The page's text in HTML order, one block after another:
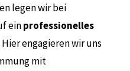
legen wir bei
einprofessionelles
Hier engagieren wir uns
mit